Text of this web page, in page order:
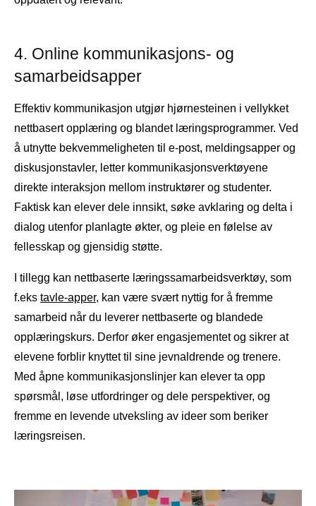
4. Online kommunikasjons- og
samarbeidsapper
Effektiv kommunikasjon utgjør hjørnesteinen i vellykket
nettbasert opplæring og blandet læringsprogrammer. Ved
å utnytte bekvemmeligheten til e-post, meldingsapper og
diskusjonstavler, letter kommunikasjonsverktøyene
direkte interaksjon mellom instruktører og studenter.
Faktisk kan elever dele innsikt, søke avklaring og delta i
dialog utenfor planlagte økter, og pleie en følelse av
fellesskap og gjensidig støtte.
I tillegg kan nettbaserte læringssamarbeidsverktøy, som
f.eks tavle-apper, kan være svært nyttig for å fremme
samarbeid når du leverer nettbaserte og blandede
opplæringskurs. Derfor øker engasjementet og sikrer at
elevene forblir knyttet til sine jevnaldrende og trenere.
Med åpne kommunikasjonslinjer kan elever ta opp
spørsmål, løse utfordringer og dele perspektiver, og
fremme en levende utveksling av ideer som beriker
læringsreisen.